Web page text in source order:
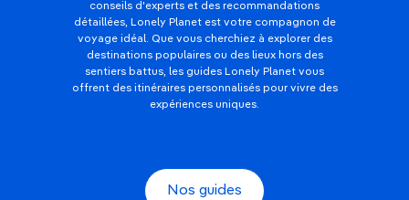
conseils d'experts et des recommandations
détaillées, Lonely Planet est votre compagnon de
voyage idéal. Que vous cherchiez à explorer des
destinations populaires ou des lieux hors des
sentiers battus, les guides Lonely Planet vous
offrent des itinéraires personnalisés pour vivre des
expériences uniques.
Nos guides